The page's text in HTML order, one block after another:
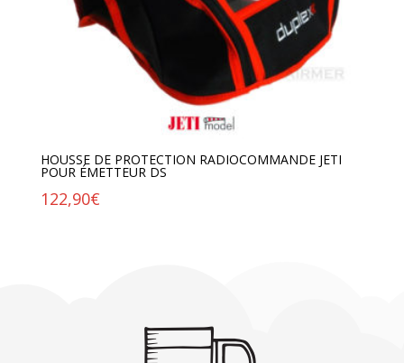
HOUSSE DE PROTECTION RADIOCOMMANDE JETI
POUR ÉMETTEUR DS
122,90€